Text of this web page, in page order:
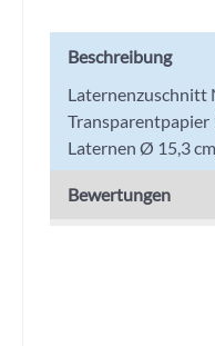
Beschreibung
Laternenzuschnitt
Transparentpapier
Laternen Ø 15,3
Bewertungen